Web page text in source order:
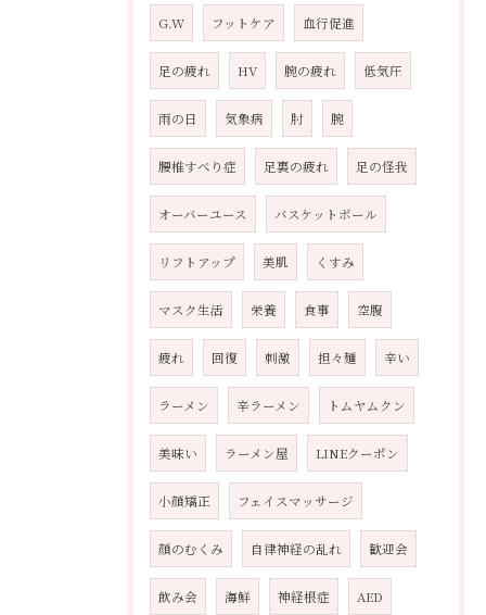
G.W フットケア 血行促進
足の疲れ HV 腕の疲れ 低気圧
雨の日 気象病 肘 腕
腰椎すべり症 足裏の疲れ 足の怪我
オーバーユース バスケットボール
リフトアップ 美肌 くすみ
マスク生活 栄養 食事 空腹
疲れ 回復 刺激 担々麺 辛い
ラーメン 辛ラーメン トムヤムクン
美味い ラーメン屋 LINEクーポン
小顔矯正 フェイスマッサージ
顔のむくみ 自律神経の乱れ 歓迎会
飲み会 海鮮 神経根症 AED